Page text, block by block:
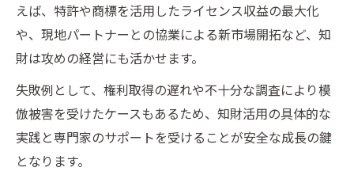
えば、特許や商標を活用したライセンス収益の最大化
や、現地パートナーとの協業による新市場開拓など、知
財は攻めの経営にも活かせます。
失敗例として、権利取得の遅れや不十分な調査により模
倣被害を受けたケースもあるため、知財活用の具体的な
実践と専門家のサポートを受けることが安全な成長の鍵
となります。